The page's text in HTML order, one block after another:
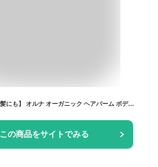
【子どものまとめ髪にも】 オルナ オーガニック ヘアバーム ボディバター ダメージ補修 [ 全身に使用可能 ] 無添加 シアバター 配合 保湿 ヘア ハンド ネイル ケア スタイリング 30g
この商品をサイトでみる